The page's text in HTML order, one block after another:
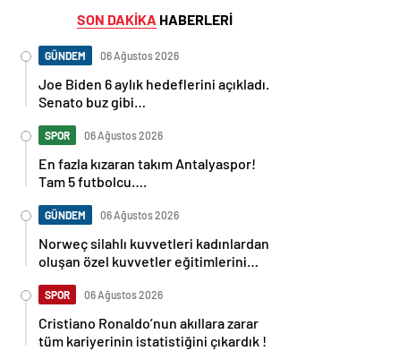
SON DAKİKA HABERLERİ
GÜNDEM 06 Ağustos 2026
Joe Biden 6 aylık hedeflerini açıkladı.
Senato buz gibi…
SPOR 06 Ağustos 2026
En fazla kızaran takım Antalyaspor!
Tam 5 futbolcu….
GÜNDEM 06 Ağustos 2026
Norweç silahlı kuvvetleri kadınlardan
oluşan özel kuvvetler eğitimlerini
SPOR 06 Ağustos 2026
Cristiano Ronaldo’nun akıllara zarar
tüm kariyerinin istatistiğini çıkardık !